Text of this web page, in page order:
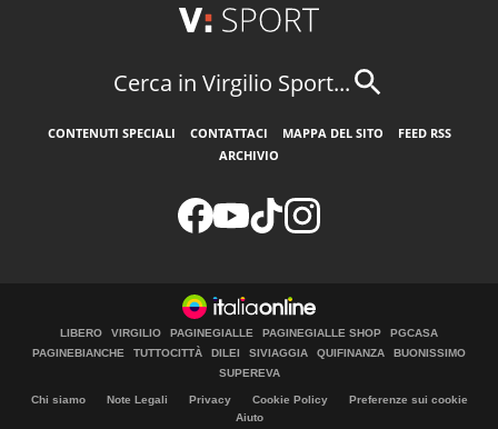
Cerca in Virgilio Sport...
CONTENUTI SPECIALI CONTATTACI MAPPA DEL SITO
FEED RSS
ARCHIVIO
LIBERO VIRGILIO PAGINEGIALLE PAGINEGIALLE SHOP
PGCASA
PAGINEBIANCHE
TUTTOCITTÀ DILEI SIVIAGGIA QUIFINANZA
BUONISSIMO
SUPEREVA
Chi siamo Note Legali Privacy Cookie Policy
Preferenze sui cookie
Aiuto